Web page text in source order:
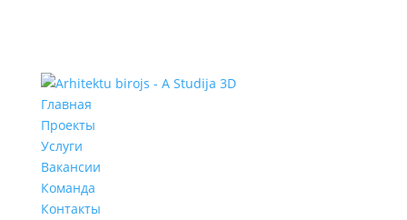
Главная
Проекты
Услуги
Вакансии
Команда
Контакты